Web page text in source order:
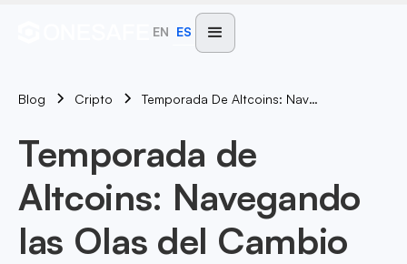
EN ES
Blog Cripto Temporada De Altcoins: Navegando Las Olas Del Cambio
Temporada de
Altcoins: Navegando
las Olas del Cambio